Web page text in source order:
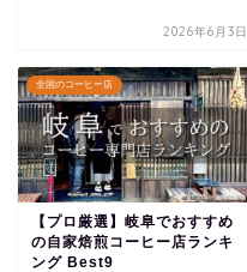
2026年6月3日
全国のコーヒー店
【プロ厳選】岐阜でおすすめ
の自家焙煎コーヒー店ランキ
ング Best9